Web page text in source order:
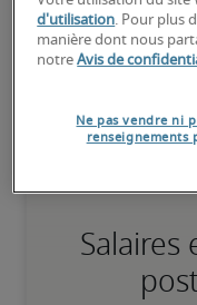
Le candidat possède
avancées pour le
d'utilisation. Pour plus
manière dont nous
notreAvis de
Ne pas vendre ni
renseignements